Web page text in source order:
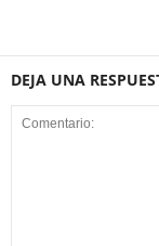
DEJA UNA